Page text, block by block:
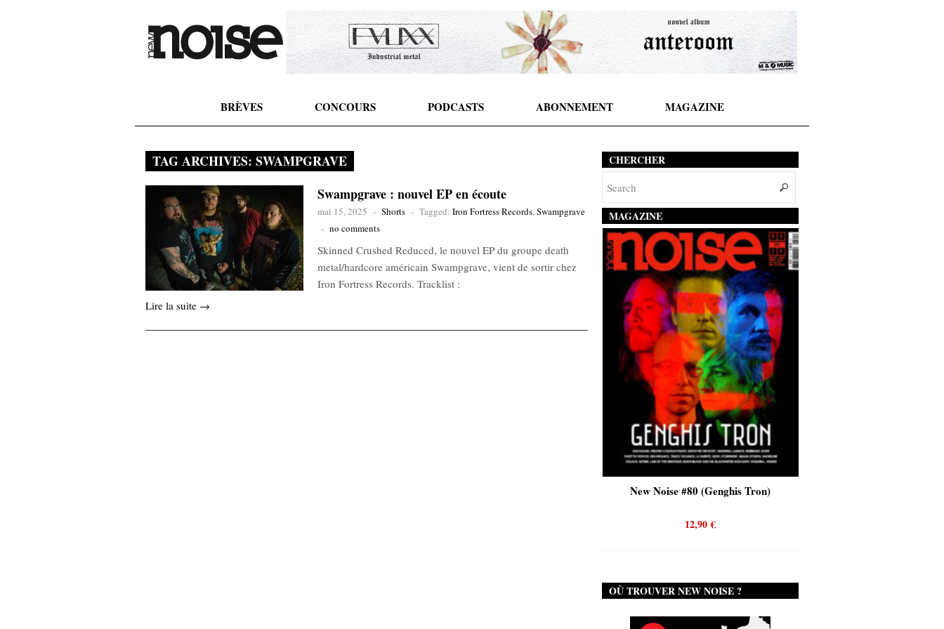
BRÈVES CONCOURS PODCASTS ABONNEMENT MAGAZINE
TAG ARCHIVES: SWAMPGRAVE
Swampgrave : nouvel EP en écoute
mai 15, 2025 - Shorts - Tagged: Iron Fortress Records,Swampgrave
- no comments
Skinned Crushed Reduced, le nouvel EP du groupe death
metal/hardcore américain Swampgrave, vient de sortir chez
Iron Fortress Records. Tracklist :
Lire la suite →
CHERCHER
MAGAZINE
New Noise #80 (Genghis Tron)
12,90€
OÙ TROUVER NEW NOISE ?